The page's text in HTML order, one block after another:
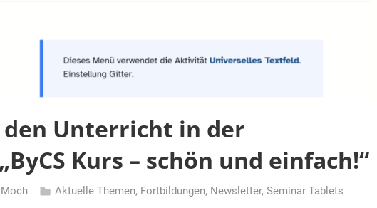
Unterricht in der
Kurs – schön und einfach!“
Aktuelle Themen, Fortbildungen, Newsletter, Seminar Tablets